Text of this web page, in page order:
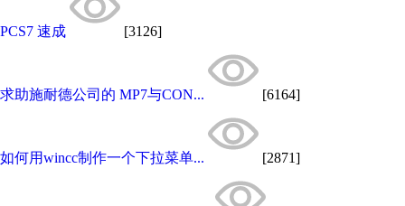
PCS7 速成 [3126]
求助施耐德公司的 MP7与CON... [6164]
如何用wincc制作一个下拉菜单... [2871]